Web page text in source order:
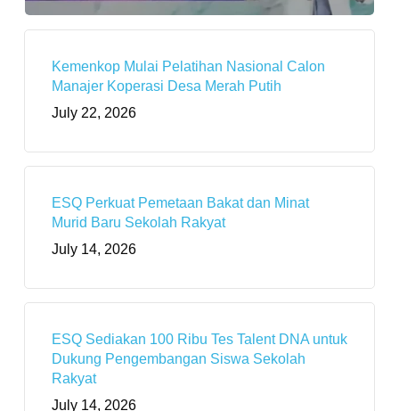
Kemenkop Mulai Pelatihan Nasional Calon
Manajer Koperasi Desa Merah Putih
July 22, 2026
ESQ Perkuat Pemetaan Bakat dan Minat
Murid Baru Sekolah Rakyat
July 14, 2026
ESQ Sediakan 100 Ribu Tes Talent DNA untuk
Dukung Pengembangan Siswa Sekolah
Rakyat
July 14, 2026